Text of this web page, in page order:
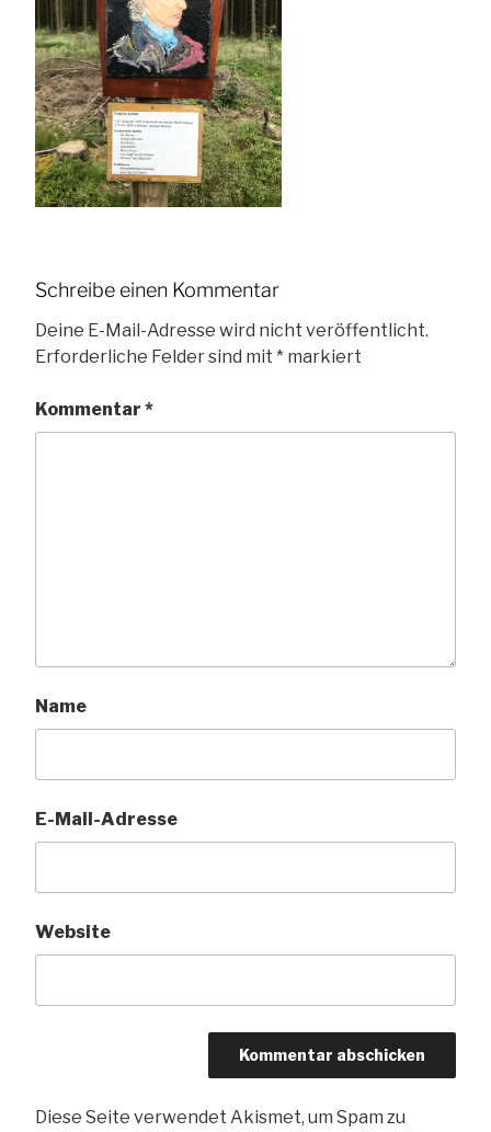
Schreibe einen Kommentar
Deine E-Mail-Adresse wird nicht veröffentlicht.
Erforderliche Felder sind mit * markiert
Kommentar *
Name
E-Mail-Adresse
Website
Diese Seite verwendet Akismet, um Spam zu